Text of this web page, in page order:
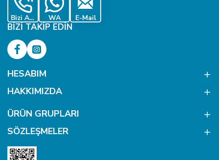
Bizi Ara WA E-Mail
BIZI TAKIP EDIN
HESABIM
HAKKIMIZDA
ÜRÜN GRUPLARI
SÖZLEŞMELER